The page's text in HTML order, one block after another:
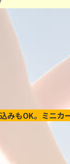
みもOK。ミニカ